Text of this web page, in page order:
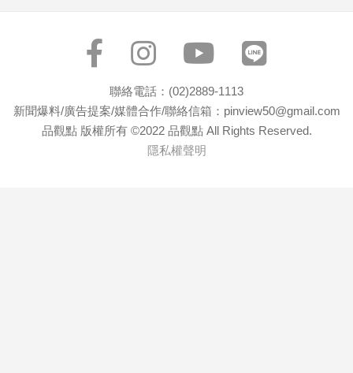
聯絡電話：(02)2889-1113
新聞爆料/廣告提案/媒體合作/聯絡信箱：pinview50@gmail.com
品觀點 版權所有 ©2022 品觀點 All Rights Reserved.
隱私權聲明